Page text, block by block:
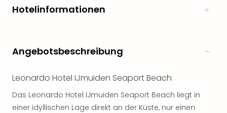
Hotelinformationen
Angebotsbeschreibung
Leonardo Hotel IJmuiden Seaport Beach
Das Leonardo Hotel IJmuiden Seaport Beach liegt in
einer idyllischen Lage direkt an der Küste, nur einen